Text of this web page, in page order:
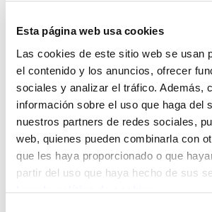
Esta página web usa cookies
Las cookies de este sitio web se usan
el contenido y los anuncios, ofrecer
sociales y analizar el tráfico. Además,
información sobre el uso que haga del
nuestros partners de redes sociales,
web, quienes pueden combinarla con
que les haya proporcionado o que
partir del uso que haya hecho de sus
ELA convoca una huelga en
Center los próximos 8, 9 y 10 de
reclamar mejoras salariales y
plantilla de los centros de Elorrio
y Trapagaran (88 personas). La
después de más de 18 meses
sin avances significativos.